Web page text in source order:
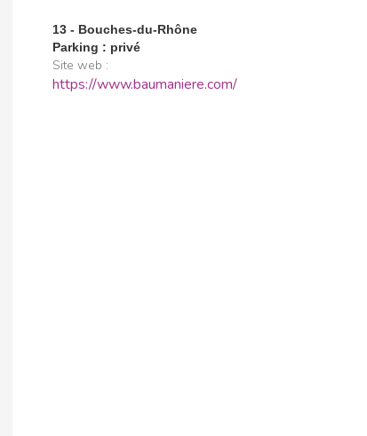
13 - Bouches-du-Rhône
Parking : privé
Site web :
https://www.baumaniere.com/